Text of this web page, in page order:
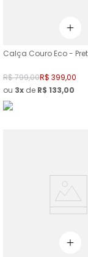
Calça Couro Eco -
R$799,00R$ 399,00
ou 3 de R$ 133,00